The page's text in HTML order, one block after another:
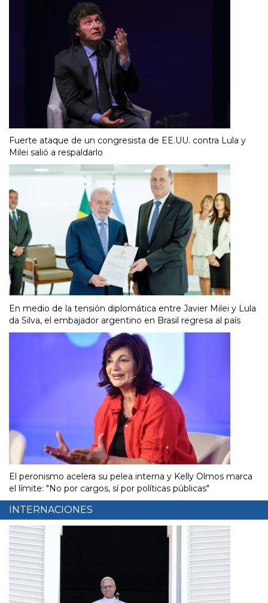
Fuerte ataque de un congresista de EE.UU. contra Lula y
Milei salió a respaldarlo
En medio de la tensión diplomática entre Javier Milei y Lula
da Silva, el embajador argentino en Brasil regresa al país
El peronismo acelera su pelea interna y Kelly Olmos marca
el límite: "No por cargos, sí por políticas públicas"
INTERNACIONES